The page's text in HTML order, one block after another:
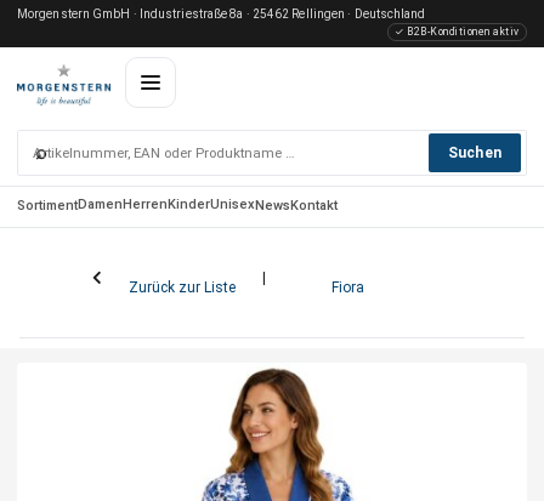
Morgenstern GmbH · Industriestraße 8a · 25462 Rellingen · Deutschland
✓ B2B-Konditionen aktiv
⌕ Suchen
SortimentDamenHerrenKinderUnisexNewsKontakt
Zurück zur Liste Fiora